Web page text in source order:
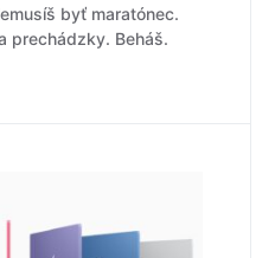
byť maratónec.
prechádzky. Beháš.